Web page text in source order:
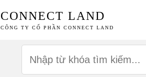
CONNECT LAND
CÔNG TY CỔ PHẦN CONNECT LAND